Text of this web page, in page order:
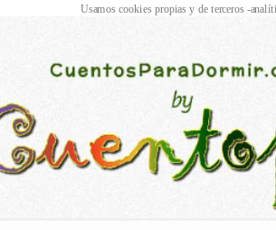
Usamos cookies propias y de terceros -